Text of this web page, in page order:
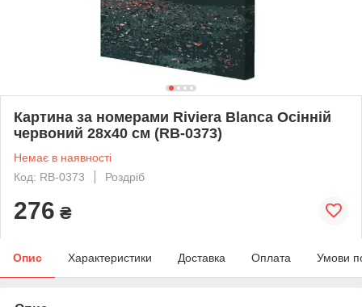
Картина за номерами Riviera Blanca Осінній
червоний 28x40 см (RB-0373)
Немає в наявності
Код: RB-0373
Роздріб
276 ₴
Опис Характеристики Доставка Оплата Умови